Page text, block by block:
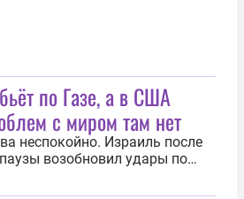
по Газе, а в США
с миром там нет
неспокойно. Израиль после
возобновил удары по
палестинскую сторону в
с телами заложников.